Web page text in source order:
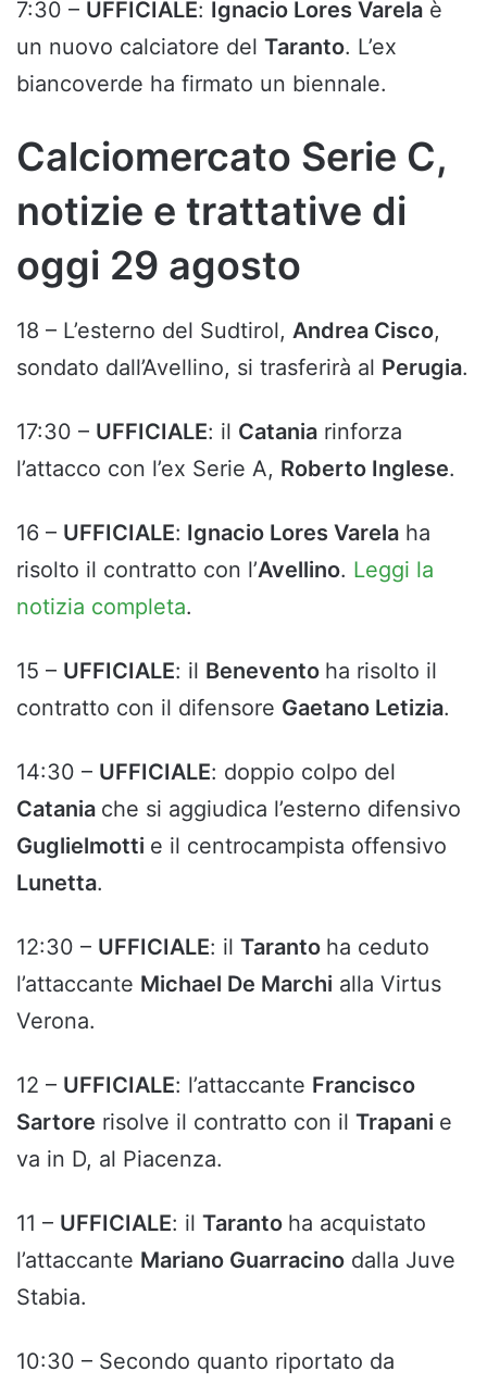
7:30 – UFFICIALE: Ignacio Lores Varela è
un nuovo calciatore del Taranto. L’ex
biancoverde ha firmato un biennale.
Calciomercato Serie C,
notizie e trattative di
oggi 29 agosto
18 – L’esterno del Sudtirol, Andrea Cisco,
sondato dall’Avellino, si trasferirà al Perugia.
17:30 – UFFICIALE: il Catania rinforza
l’attacco con l’ex Serie A, Roberto Inglese.
16 – UFFICIALE: Ignacio Lores Varela ha
risolto il contratto con l’Avellino. Leggi la
notizia completa.
15 – UFFICIALE: il Benevento ha risolto il
contratto con il difensore Gaetano Letizia.
14:30 – UFFICIALE: doppio colpo del
Catania che si aggiudica l’esterno difensivo
Guglielmotti e il centrocampista offensivo
Lunetta.
12:30 – UFFICIALE: il Taranto ha ceduto
l’attaccante Michael De Marchi alla Virtus
Verona.
12 – UFFICIALE: l’attaccante Francisco
Sartore risolve il contratto con il Trapani e
va in D, al Piacenza.
11 – UFFICIALE: il Taranto ha acquistato
l’attaccante Mariano Guarracino dalla Juve
Stabia.
10:30 – Secondo quanto riportato da